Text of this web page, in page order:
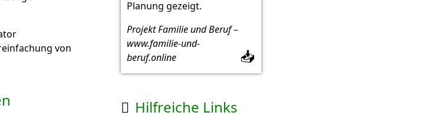
von
Planung gezeigt.
Projekt Familie und Beruf –
www.familie-und-
beruf.online
📥
 Hilfreiche Links